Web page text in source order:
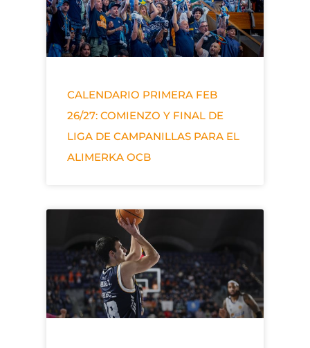
CALENDARIO PRIMERA FEB
26/27: COMIENZO Y FINAL DE
LIGA DE CAMPANILLAS PARA EL
ALIMERKA OCB